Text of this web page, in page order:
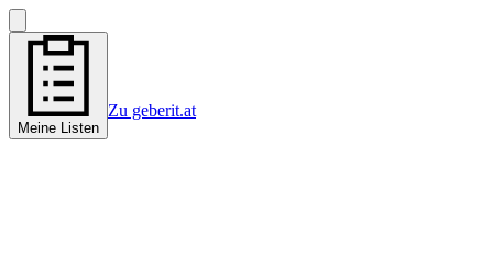
Meine Listen
Zu geberit.at